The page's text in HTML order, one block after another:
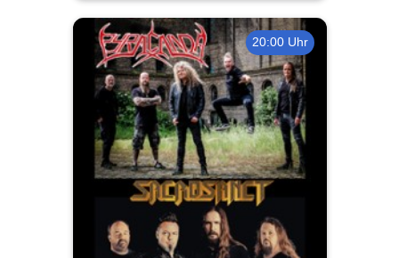
20:00 Uhr